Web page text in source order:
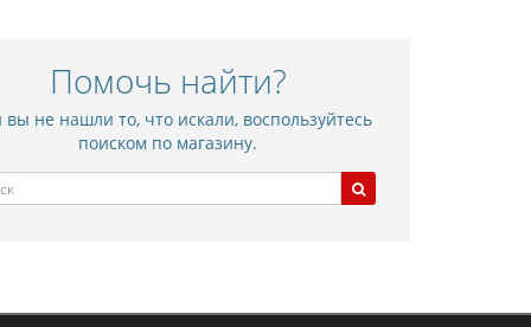
Помочь найти?
вы не нашли то, что искали, воспользуйтесь
поиском по магазину.